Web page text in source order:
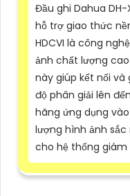
Đầu ghi Dahua DH-
hỗ trợ giao thức
HDCVI là công
ảnh chất lượng
này giúp kết nối và
độ phân giải lên
hãng ứng dụng
lượng hình ảnh
cho hệ thống giám